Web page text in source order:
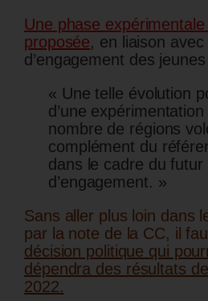
Une phase
proposée, en liaison
d’engagement des
« Une telle évolution
d’une
nombre de régions
complément du
dans le cadre du futur
d’engagement. »
Sans aller plus loin dans
par la note de la CC, il
décision politique qui
dépendra des résultats
2022.